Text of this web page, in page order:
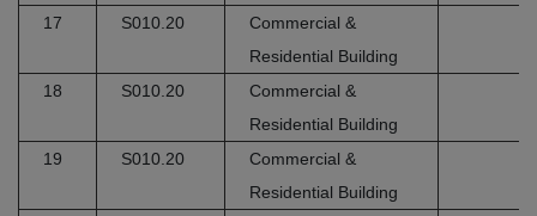
17
S010.20
Commercial &
Residential Building
18
S010.20
Commercial &
Residential Building
19
S010.20
Commercial &
Residential Building